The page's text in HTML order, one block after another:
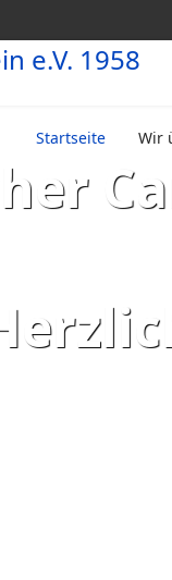
Startseite Wir